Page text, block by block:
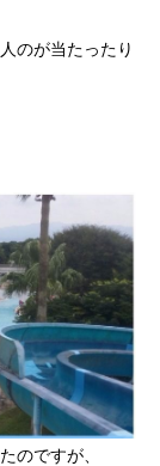
のが当たったり
のですが、